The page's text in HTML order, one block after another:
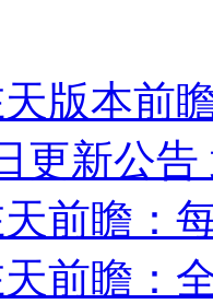
版本前
更新公
前瞻：
前瞻：